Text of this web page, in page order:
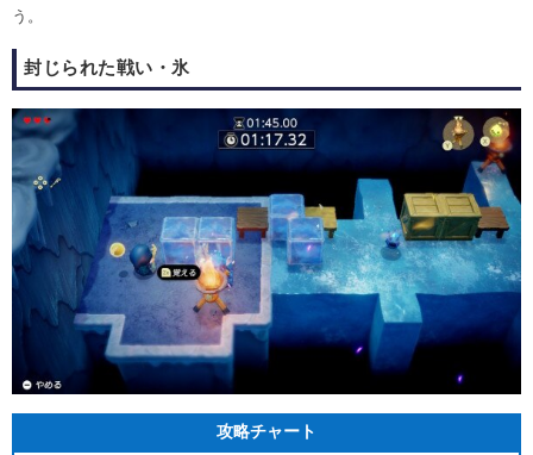
う。
封じられた戦い・氷
攻略チャート